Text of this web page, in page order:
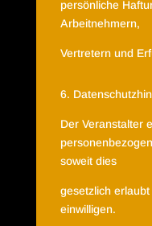
persönliche
Arbeitnehmern,
Vertretern und
6.
Der Veranstalter
soweit dies
gesetzlich
einwilligen.